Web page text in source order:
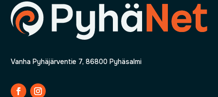
Vanha Pyhäjärventie 7, 86800 Pyhäsalmi